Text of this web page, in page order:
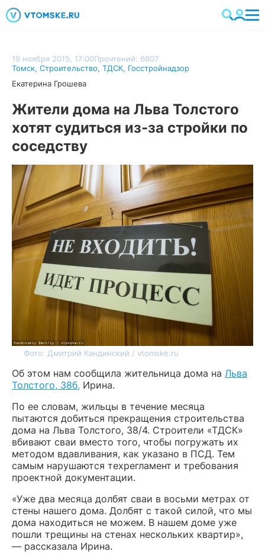
19 ноября 2015, 17:00Прочтений: 6807
Томск, Строительство, ТДСК, Госстройнадзор
Екатерина Грошева
Жители дома на Льва Толстого
хотят судиться из-за стройки по
соседству
Фото: Дмитрий Кандинский / vtomske.ru
Об этом нам сообщила жительница дома на Льва
Толстого, 38б, Ирина.
По ее словам, жильцы в течение месяца
пытаются добиться прекращения строительства
дома на Льва Толстого, 38/4. Строители «ТДСК»
вбивают сваи вместо того, чтобы погружать их
методом вдавливания, как указано в ПСД. Тем
самым нарушаются техрегламент и требования
проектной документации.
«Уже два месяца долбят сваи в восьми метрах от
стены нашего дома. Долбят с такой силой, что мы
дома находиться не можем. В нашем доме уже
пошли трещины на стенах нескольких квартир»,
— рассказала Ирина.